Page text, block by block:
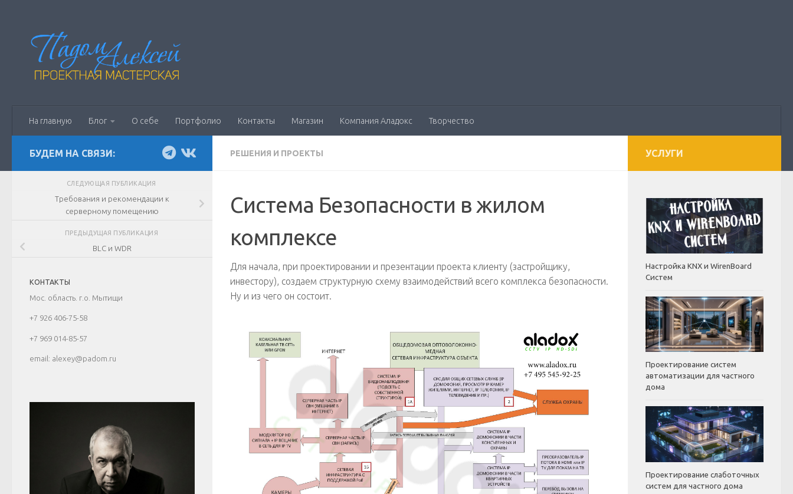
На главную Блог О себе Портфолио Контакты Магазин Компания Аладокс Творчество
РЕШЕНИЯ И ПРОЕКТЫ
Система Безопасности в жилом
комплексе
Для начала, при проектировании и презентации проекта клиенту (застройщику,
инвестору), создаем структурную схему взаимодействий всего комплекса безопасности.
Ну и из чего он состоит.
БУДЕМ НА СВЯЗИ:
СЛЕДУЮЩАЯ ПУБЛИКАЦИЯ
Требования и рекомендации к
серверному помещению
ПРЕДЫДУЩАЯ ПУБЛИКАЦИЯ
BLC и WDR
КОНТАКТЫ
Мос. область. г.о. Мытищи
+7 926 406-75-58
+7 969 014-85-57
email: alexey@padom.ru
УСЛУГИ
Настройка KNX и WirenBoard
Систем
Проектирование систем
автоматизации для частного
дома
Проектирование слаботочных
систем для частного дома